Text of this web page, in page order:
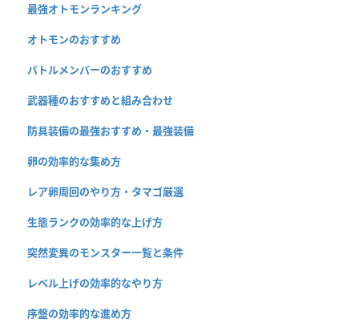
最強オトモンランキング
オトモンのおすすめ
バトルメンバーのおすすめ
武器種のおすすめと組み合わせ
防具装備の最強おすすめ・最強装備
卵の効率的な集め方
レア卵周回のやり方・タマゴ厳選
生態ランクの効率的な上げ方
突然変異のモンスター一覧と条件
レベル上げの効率的なやり方
序盤の効率的な進め方